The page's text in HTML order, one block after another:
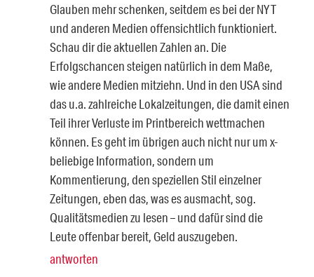
Glauben mehr schenken, seitdem es bei der NYT
und anderen Medien offensichtlich funktioniert.
Schau dir die aktuellen Zahlen an. Die
Erfolgschancen steigen natürlich in dem Maße,
wie andere Medien mitziehn. Und in den USA sind
das u.a. zahlreiche Lokalzeitungen, die damit einen
Teil ihrer Verluste im Printbereich wettmachen
können. Es geht im übrigen auch nicht nur um x-
beliebige Information, sondern um
Kommentierung, den speziellen Stil einzelner
Zeitungen, eben das, was es ausmacht, sog.
Qualitätsmedien zu lesen – und dafür sind die
Leute offenbar bereit, Geld auszugeben.
antworten